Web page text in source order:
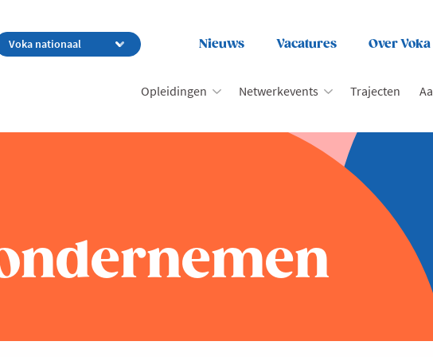
Nieuws Vacatures Over Voka
Opleidingen Netwerkevents Trajecten